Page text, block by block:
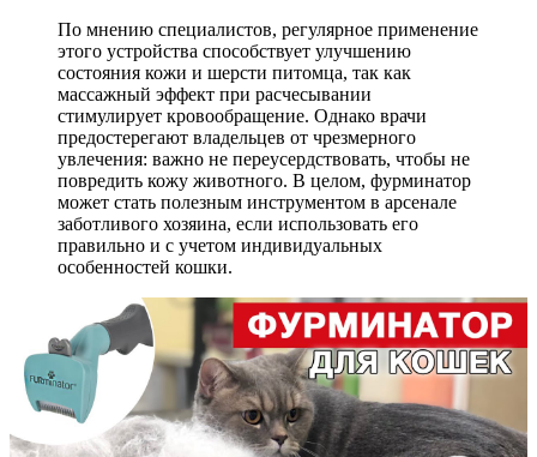
По мнению специалистов, регулярное применение
этого устройства способствует улучшению
состояния кожи и шерсти питомца, так как
массажный эффект при расчесывании
стимулирует кровообращение. Однако врачи
предостерегают владельцев от чрезмерного
увлечения: важно не переусердствовать, чтобы не
повредить кожу животного. В целом, фурминатор
может стать полезным инструментом в арсенале
заботливого хозяина, если использовать его
правильно и с учетом индивидуальных
особенностей кошки.